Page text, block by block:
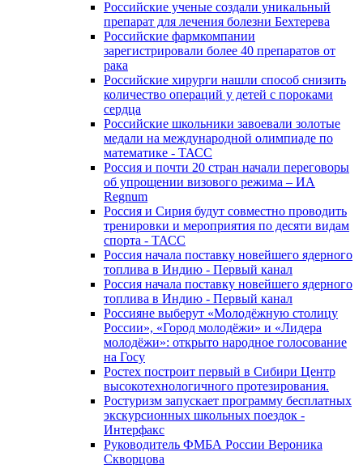
Российские ученые создали уникальный
препарат для лечения болезни Бехтерева
Российские фармкомпании
зарегистрировали более 40 препаратов от
рака
Российские хирурги нашли способ снизить
количество операций у детей с пороками
сердца
Российские школьники завоевали золотые
медали на международной олимпиаде по
математике - ТАСС
Россия и почти 20 стран начали переговоры
об упрощении визового режима – ИА
Regnum
Россия и Сирия будут совместно проводить
тренировки и мероприятия по десяти видам
спорта - ТАСС
Россия начала поставку новейшего ядерного
топлива в Индию - Первый канал
Россия начала поставку новейшего ядерного
топлива в Индию - Первый канал
Россияне выберут «Молодёжную столицу
России», «Город молодёжи» и «Лидера
молодёжи»: открыто народное голосование
на Госу
Ростех построит первый в Сибири Центр
высокотехнологичного протезирования.
Ростуризм запускает программу бесплатных
экскурсионных школьных поездок -
Интерфакс
Руководитель ФМБА России Вероника
Скворцова